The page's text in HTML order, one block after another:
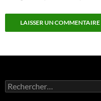
Rechercher :